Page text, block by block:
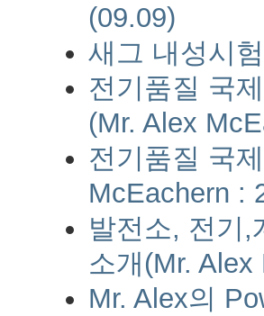
(09.09)
새그 내성시
전기품질 국
(Mr. Alex
전기품질 국
McEachern :
발전소, 전기,
소개(Mr.
Mr. Alex의